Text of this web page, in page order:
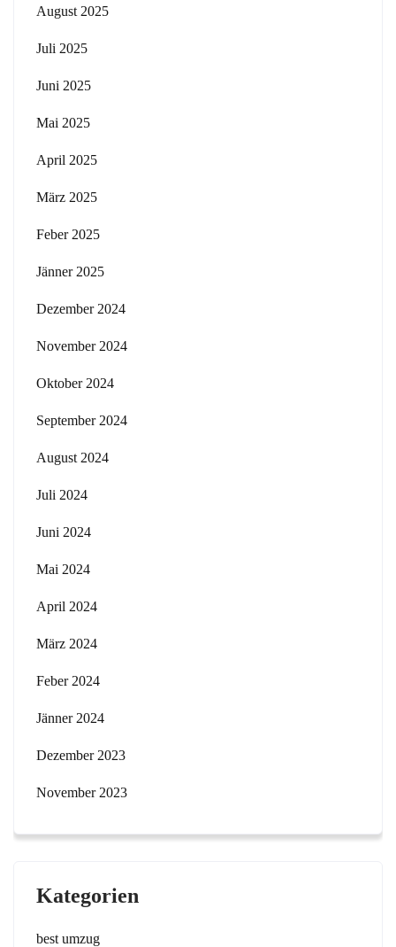
August 2025
Juli 2025
Juni 2025
Mai 2025
April 2025
März 2025
Feber 2025
Jänner 2025
Dezember 2024
November 2024
Oktober 2024
September 2024
August 2024
Juli 2024
Juni 2024
Mai 2024
April 2024
März 2024
Feber 2024
Jänner 2024
Dezember 2023
November 2023
Kategorien
best umzug